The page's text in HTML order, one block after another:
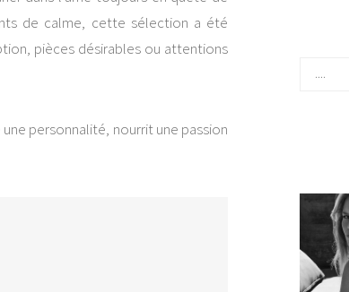
de calme, cette sélection a été
pièces désirables ou attentions
personnalité, nourrit une passion